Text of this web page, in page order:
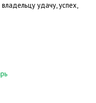
удачу, успех,